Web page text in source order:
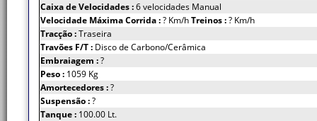
Caixa de Velocidades :6 velocidades Manual
Velocidade Máxima Corrida :? Km/hTreinos :? Km/h
Tracção :Traseira
Travões F/T : Disco de Carbono/Cerâmica
Embraiagem :?
Peso : 1059 Kg
Amortecedores :?
Suspensão :?
Tanque : 100.00 Lt.